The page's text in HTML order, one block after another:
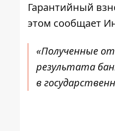
Гарантийный
этом сообщает
«Полученные
результата
в